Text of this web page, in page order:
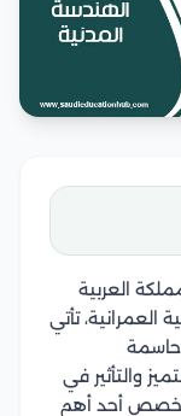
العربية
العمرانية، تأتي
حاسمة
والتأثير في
أحد أهم